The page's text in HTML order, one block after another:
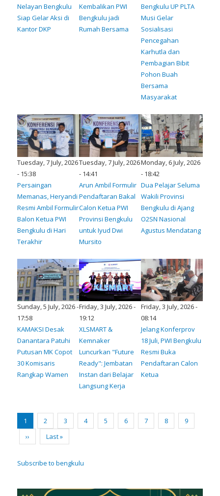
Nelayan Bengkulu
Siap Gelar Aksi di
Kantor DKP
Kembalikan PWI
Bengkulu jadi
Rumah Bersama
Bengkulu UP PLTA
Musi Gelar
Sosialisasi
Pencegahan
Karhutla dan
Pembagian Bibit
Pohon Buah
Bersama
Masyarakat
Tuesday, 7 July, 2026
- 15:38
Persaingan
Memanas, Heryandi
Resmi Ambil Formulir
Balon Ketua PWI
Bengkulu di Hari
Terakhir
Tuesday, 7 July, 2026
- 14:41
Arun Ambil Formulir
Pendaftaran Bakal
Calon Ketua PWI
Provinsi Bengkulu
untuk Iyud Dwi
Mursito
Monday, 6 July, 2026
- 18:42
Dua Pelajar Seluma
Wakili Provinsi
Bengkulu di Ajang
O2SN Nasional
Agustus Mendatang
Sunday, 5 July, 2026 -
17:58
KAMAKSI Desak
Danantara Patuhi
Putusan MK Copot
30 Komisaris
Rangkap Wamen
Friday, 3 July, 2026 -
19:12
XLSMART &
Kemnaker
Luncurkan "Future
Ready": Jembatan
Instan dari Belajar
Langsung Kerja
Friday, 3 July, 2026 -
08:14
Jelang Konferprov
18 Juli, PWI Bengkulu
Resmi Buka
Pendaftaran Calon
Ketua
Pagination
Current
page
1 Page
2 Page
3 Page
4 Page
5 Page
6 Page
7 Page
8 Page
9
Next
page
››
Last
page
Last »
Subscribe to bengkulu